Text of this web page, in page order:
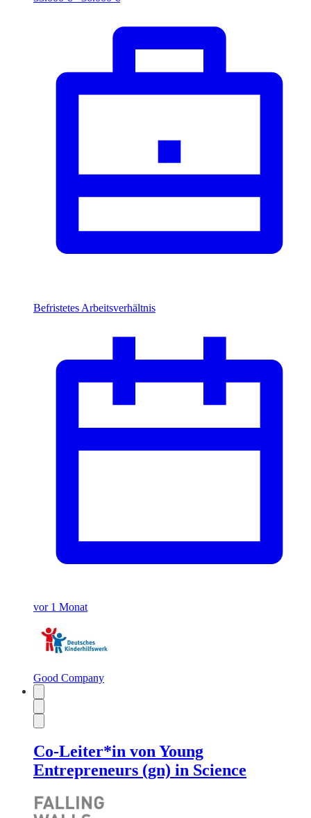
Befristetes Arbeitsverhältnis
vor 1 Monat
Good Company
Co-Leiter*in von Young
Entrepreneurs (gn) in Science